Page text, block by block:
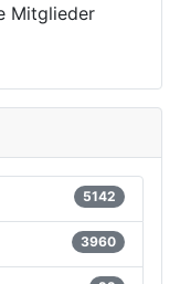
Mitglieder
5142
3960